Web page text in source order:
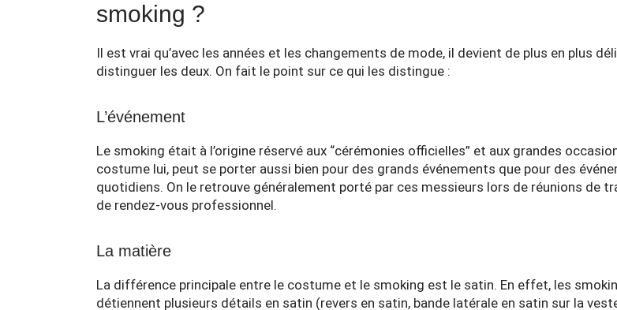
smoking ?
Il est vrai qu’avec les années et les changements de mode, il devient de plus en plus
distinguer les deux. On fait le point sur ce qui les distingue :
L’événement
Le smoking était à l’origine réservé aux “cérémonies officielles” et aux grandes
costume lui, peut se porter aussi bien pour des grands événements que pour des
quotidiens. On le retrouve généralement porté par ces messieurs lors de réunions de
de rendez-vous professionnel.
La matière
La différence principale entre le costume et le smoking est le satin. En effet, les
détiennent plusieurs détails en satin (revers en satin, bande latérale en satin sur la